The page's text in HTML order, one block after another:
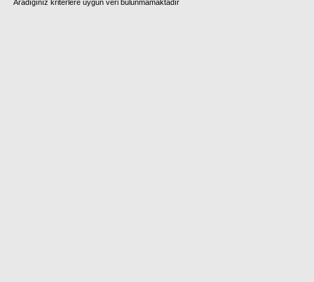
Aradığınız kriterlere uygun veri bulunmamaktadır